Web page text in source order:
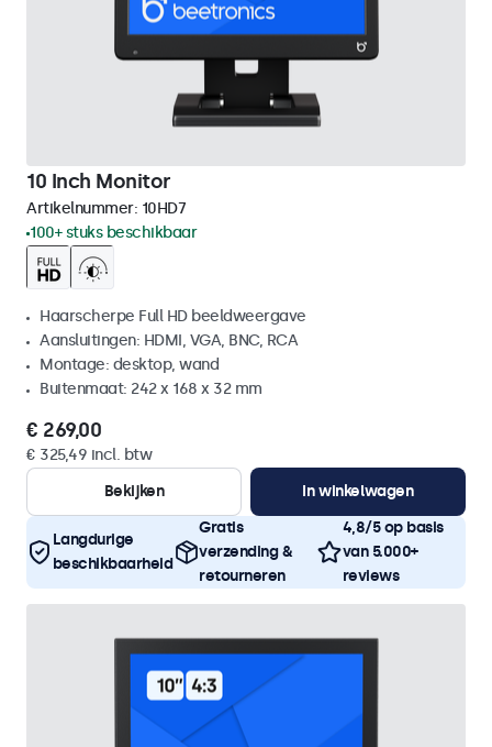
10 Inch Monitor
Artikelnummer: 10HD7
100+ stuks beschikbaar
Haarscherpe Full HD beeldweergave
Aansluitingen: HDMI, VGA, BNC, RCA
Montage: desktop, wand
Buitenmaat: 242 x 168 x 32 mm
€ 269,00
€ 325,49 incl. btw
Bekijken
In winkelwagen
Langdurige
beschikbaarheid
Gratis
verzending &
retourneren
4,8/5 op basis
van 5.000+
reviews